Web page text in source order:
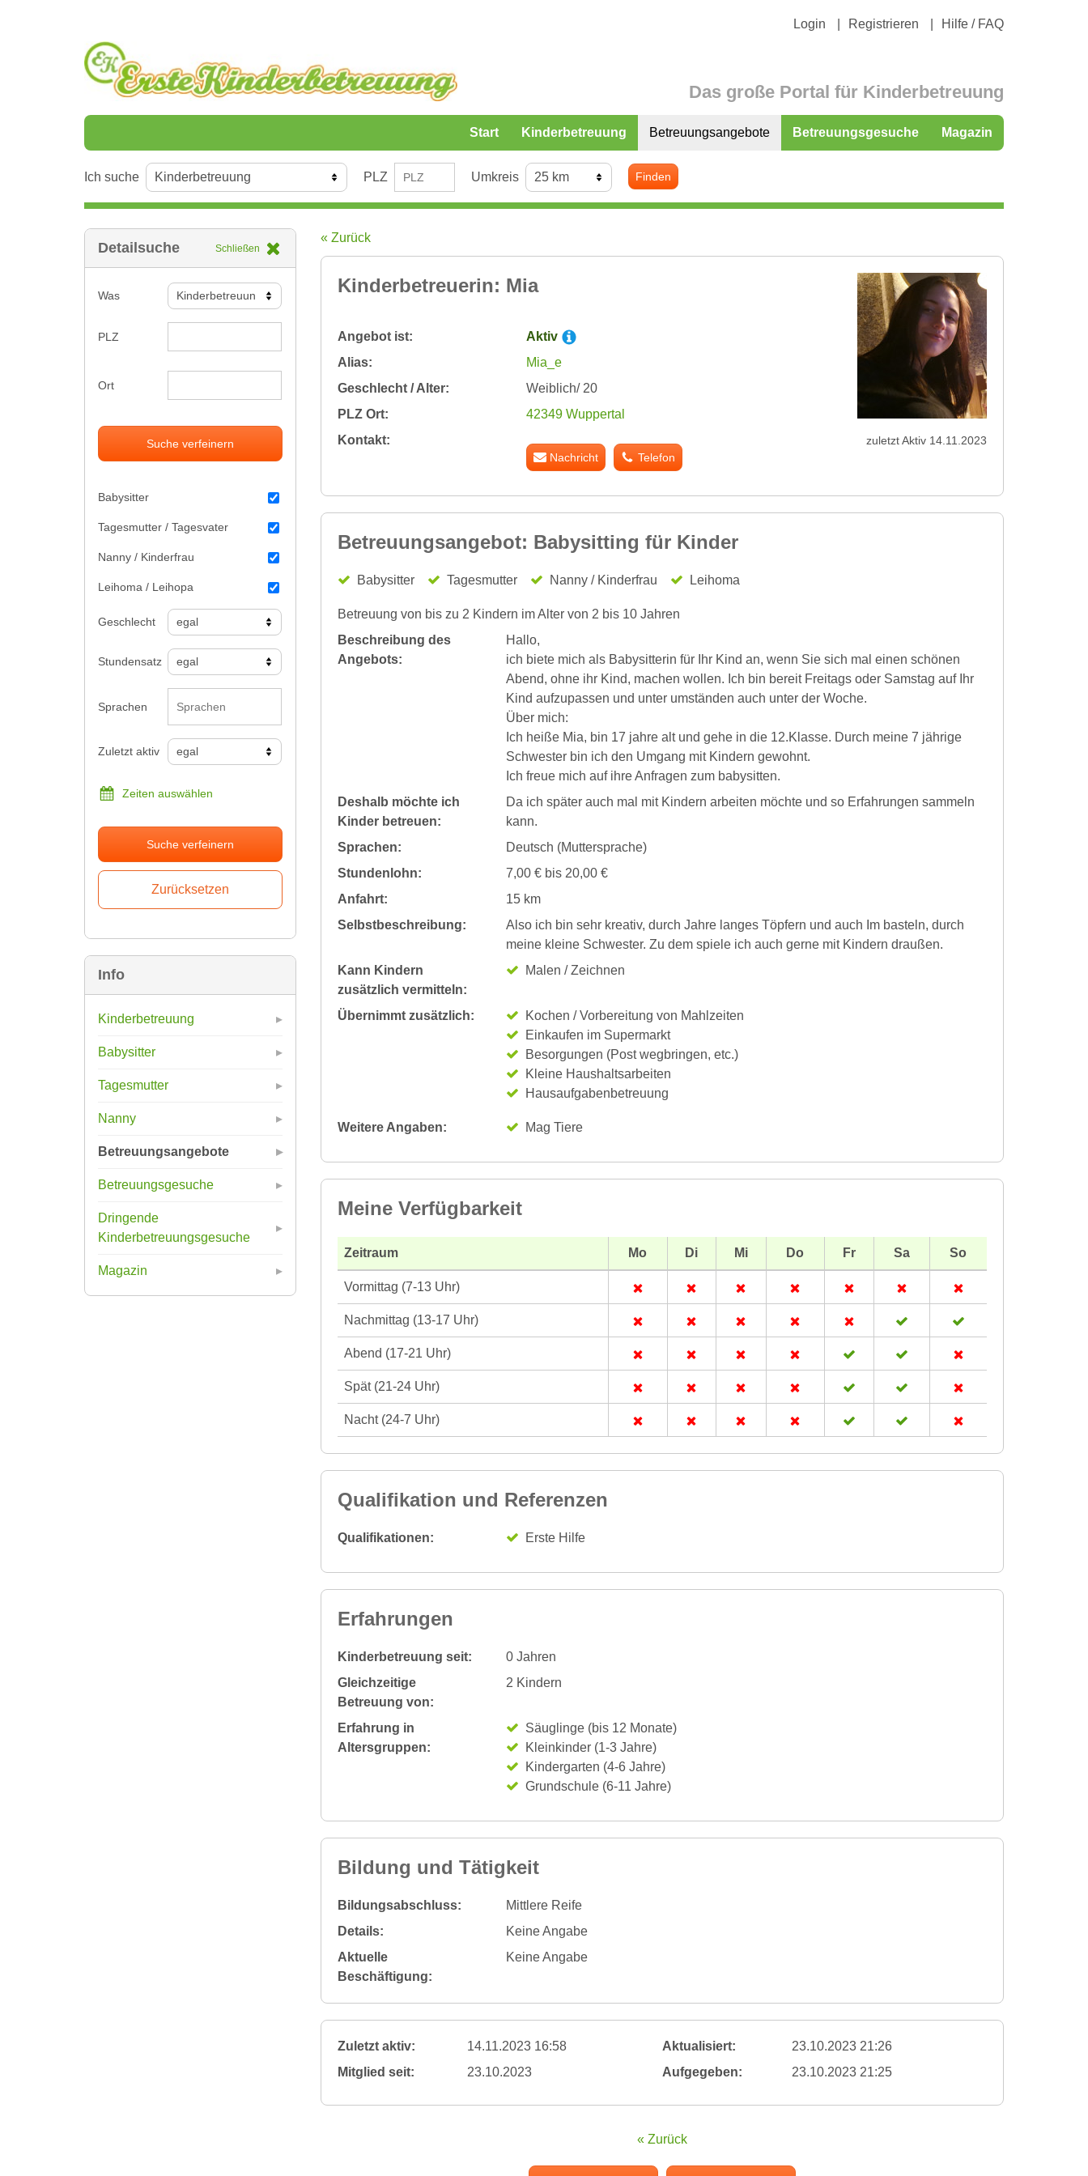
Login Registrieren Hilfe / FAQ
Das große Portal für Kinderbetreuung
Start Kinderbetreuung Betreuungsangebote Betreuungsgesuche Magazin
Ich suche PLZ Umkreis Finden
Detailsuche Schließen
Was
PLZ
Ort
Suche verfeinern
Babysitter
Tagesmutter / Tagesvater
Nanny / Kinderfrau
Leihoma / Leihopa
Geschlecht
Stundensatz
Sprachen
Zuletzt aktiv
Zeiten auswählen
Suche verfeinern
Info
Kinderbetreuung
Babysitter
Tagesmutter
Nanny
Betreuungsangebote
Betreuungsgesuche
Dringende
Kinderbetreuungsgesuche
Magazin
« Zurück
Kinderbetreuerin: Mia
Angebot ist:
Aktiv
Alias:
Mia_e
Geschlecht / Alter:
Weiblich/ 20
PLZ Ort:
42349 Wuppertal
Kontakt:
Nachricht Telefon
zuletzt Aktiv 14.11.2023
Betreuungsangebot: Babysitting für Kinder
Babysitter Tagesmutter Nanny / Kinderfrau Leihoma
Betreuung von bis zu 2 Kindern im Alter von 2 bis 10 Jahren
Beschreibung des
Angebots:
Hallo,
ich biete mich als Babysitterin für Ihr Kind an, wenn Sie sich mal einen schönen
Abend, ohne ihr Kind, machen wollen. Ich bin bereit Freitags oder Samstag auf Ihr
Kind aufzupassen und unter umständen auch unter der Woche.
Über mich:
Ich heiße Mia, bin 17 jahre alt und gehe in die 12.Klasse. Durch meine 7 jährige
Schwester bin ich den Umgang mit Kindern gewohnt.
Ich freue mich auf ihre Anfragen zum babysitten.
Deshalb möchte ich
Kinder betreuen:
Da ich später auch mal mit Kindern arbeiten möchte und so Erfahrungen sammeln
kann.
Sprachen:
Deutsch (Muttersprache)
Stundenlohn:
7,00 € bis 20,00 €
Anfahrt:
15 km
Selbstbeschreibung:
Also ich bin sehr kreativ, durch Jahre langes Töpfern und auch Im basteln, durch
meine kleine Schwester. Zu dem spiele ich auch gerne mit Kindern draußen.
Kann Kindern
zusätzlich vermitteln:
Malen / Zeichnen
Übernimmt zusätzlich:
Kochen / Vorbereitung von Mahlzeiten
Einkaufen im Supermarkt
Besorgungen (Post wegbringen, etc.)
Kleine Haushaltsarbeiten
Hausaufgabenbetreuung
Weitere Angaben: Mag Tiere
Meine Verfügbarkeit
Zeitraum Mo Di Mi Do Fr Sa So
Vormittag (7-13 Uhr)
Nachmittag (13-17 Uhr)
Abend (17-21 Uhr)
Spät (21-24 Uhr)
Nacht (24-7 Uhr)
Qualifikation und Referenzen
Qualifikationen: Erste Hilfe
Erfahrungen
Kinderbetreuung seit:
0 Jahren
Gleichzeitige
Betreuung von:
2 Kindern
Erfahrung in
Altersgruppen:
Säuglinge (bis 12 Monate)
Kleinkinder (1-3 Jahre)
Kindergarten (4-6 Jahre)
Grundschule (6-11 Jahre)
Bildung und Tätigkeit
Bildungsabschluss:
Mittlere Reife
Details:
Keine Angabe
Aktuelle
Beschäftigung:
Keine Angabe
Zuletzt aktiv: 14.11.2023 16:58 Aktualisiert:
23.10.2023 21:26
Mitglied seit:
23.10.2023 Aufgegeben: 23.10.2023 21:25
« Zurück